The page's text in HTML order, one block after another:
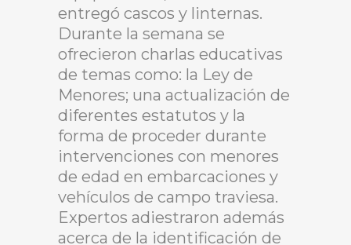
entregó cascos y linternas.
Durante la semana se
ofrecieron charlas educativas
de temas como: la Ley de
Menores; una actualización de
diferentes estatutos y la
forma de proceder durante
intervenciones con menores
de edad en embarcaciones y
vehículos de campo traviesa.
Expertos adiestraron además
acerca de la identificación de